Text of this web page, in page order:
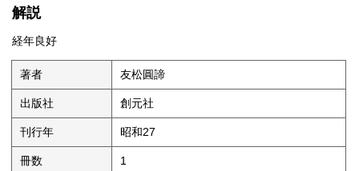
解説
経年良好
著者 友松圓諦
出版社 創元社
刊行年 昭和27
冊数 1